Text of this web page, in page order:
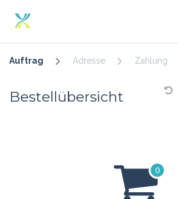
Auftrag Adresse Zahlung
Bestellübersicht